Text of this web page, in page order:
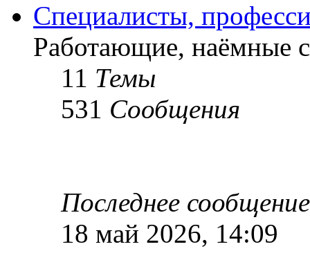
Специалисты,
Работающие, наёмные
11 Темы
531 Сообщения
Последнее сообщение
18 май 2026, 14:09